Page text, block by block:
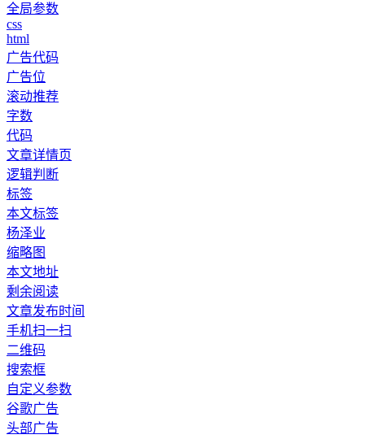
全局参数
css
html
广告代码
广告位
滚动推荐
字数
代码
文章详情页
逻辑判断
标签
本文标签
杨泽业
缩略图
本文地址
剩余阅读
文章发布时间
手机扫一扫
二维码
搜索框
自定义参数
谷歌广告
头部广告